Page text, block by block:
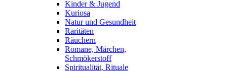
Kinder & Jugend
Kuriosa
Natur und Gesundheit
Raritäten
Räuchern
Romane, Märchen,
Schmökerstoff
Spiritualität, Rituale